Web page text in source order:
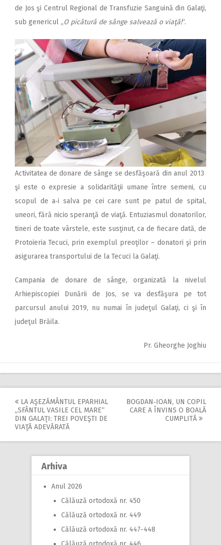
de Jos şi Centrul Regional de Transfuzie Sanguină din Galaţi,
sub genericul „O picătură de sânge salvează o viaţă!“.
Activitatea de donare de sânge se desfăşoară din anul 2013
şi este o expresie a solidarităţii umane între semeni, cu
scopul de a‑i salva pe cei care sunt pe patul de spital,
uneori, fără nicio speranţă de viaţă. Entuziasmul donatorilor,
tineri de toate vârstele, este susţinut, ca de fiecare dată, de
Protoieria Tecuci, prin exemplul preoţilor – donatori şi prin
asigurarea transportului de la Tecuci la Galaţi.
Campania de donare de sânge, organizată la nivelul
Arhiepiscopiei Dunării de Jos, se va desfăşura pe tot
parcursul anului 2019, nu numai în judeţul Galaţi, ci şi în
judeţul Brăila.
Pr. Gheorghe Joghiu
Post
navigation
LA AŞEZĂMÂNTUL EPARHIAL
„SFÂNTUL VASILE CEL MARE“
DIN GALAŢI: TREI POVEŞTI DE
VIAŢĂ ADEVĂRATĂ
BOGDAN‑IOAN, UN COPIL
CARE A ÎNVINS O BOALĂ
CUMPLITĂ
Arhiva
Anul 2026
Călăuză ortodoxă nr. 450
Călăuză ortodoxă nr. 449
Călăuză ortodoxă nr. 447-448